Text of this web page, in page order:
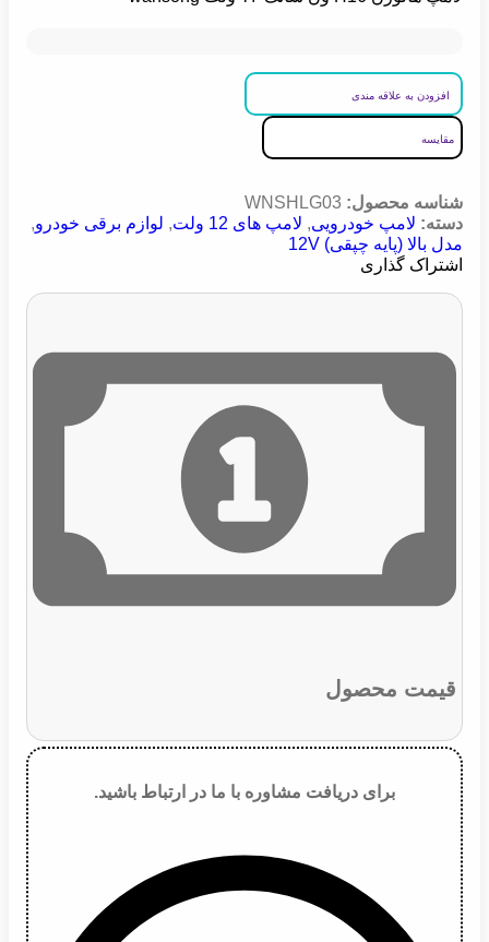
افزودن به علاقه مندی
مقایسه
شناسه محصول: WNSHLG03
دسته: لامپ خودرویی, لامپ های 12 ولت , لوازم برقی خودرو,
مدل بالا (پایه چپقی) 12V
اشتراک گذاری
قیمت محصول
برای دریافت مشاوره با ما در ارتباط باشید.